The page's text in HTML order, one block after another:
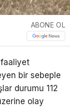
ABONE OL
bir sebeple
durumu 112
olay